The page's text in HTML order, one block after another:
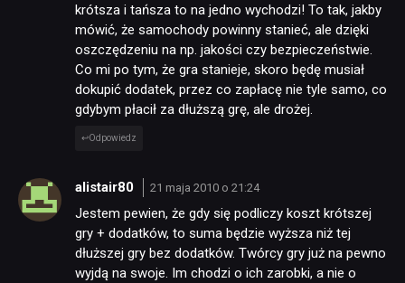
krótsza i tańsza to na jedno wychodzi! To tak, jakby
mówić, że samochody powinny stanieć, ale dzięki
oszczędzeniu na np. jakości czy bezpieczeństwie.
Co mi po tym, że gra stanieje, skoro będę musiał
dokupić dodatek, przez co zapłacę nie tyle samo, co
gdybym płacił za dłuższą grę, ale drożej.
Odpowiedz
alistair80 21 maja 2010 o 21:24
Jestem pewien, że gdy się podliczy koszt krótszej
gry + dodatków, to suma będzie wyższa niż tej
dłuższej gry bez dodatków. Twórcy gry już na pewno
wyjdą na swoje. Im chodzi o ich zarobki, a nie o